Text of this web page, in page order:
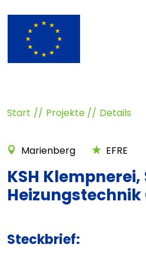
Start Projekte Details
Marienberg EFRE
KSH
Heizungstechnik
Steckbrief: